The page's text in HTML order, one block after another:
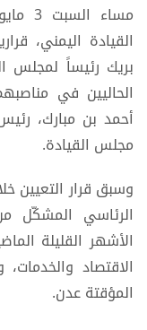
القيادة اليمني،
بريك رئيساً لمجلس
الحاليين في
أحمد بن مبارك،
مجلس القيادة.
وسبق قرار التعيين
الرئاسي المشكّل
الأشهر القليلة
الاقتصاد
المؤقتة عدن.